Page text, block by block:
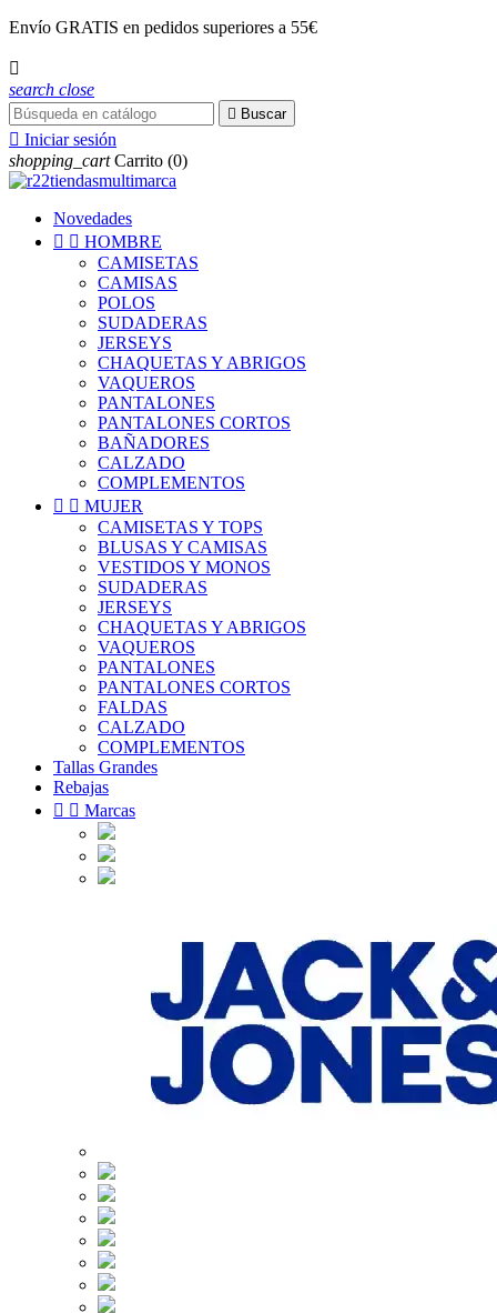
Envío GRATIS en pedidos superiores a 55€

search close
 Buscar
 Iniciar sesión
shopping_cart Carrito (0)
Novedades
  HOMBRE
CAMISETAS
CAMISAS
POLOS
SUDADERAS
JERSEYS
CHAQUETAS Y ABRIGOS
VAQUEROS
PANTALONES
PANTALONES CORTOS
BAÑADORES
CALZADO
COMPLEMENTOS
  MUJER
CAMISETAS Y TOPS
BLUSAS Y CAMISAS
VESTIDOS Y MONOS
SUDADERAS
JERSEYS
CHAQUETAS Y ABRIGOS
VAQUEROS
PANTALONES
PANTALONES CORTOS
FALDAS
CALZADO
COMPLEMENTOS
Tallas Grandes
Rebajas
  Marcas